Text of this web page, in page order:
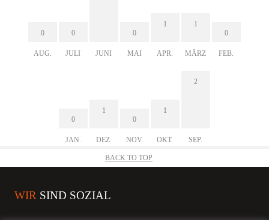
0
AUG.
0
JULI JUNI
0
MAI
1
APR.
1
MÄRZ
0
FEB.
0
JAN.
1
DEZ.
0
NOV.
1
OKT.
2
SEP.
BACK TO TOP
WIR SIND SOZIAL